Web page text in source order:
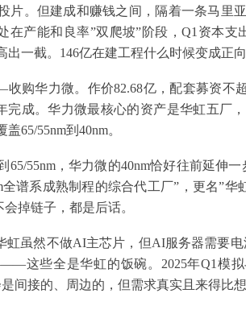
片。但建成和赚钱之间，隔着一条马
产能和良率”双爬坡”阶段，Q1资本支
出一截。146亿在建工程什么时候变成正
购华力微。作价82.68亿，配套募资不
完成。华力微最核心的资产是华虹五厂
65/55nm到40nm。
65/55nm，华力微的40nm恰好往前延伸
全谱系成熟制程的综合代工厂”，更名”
掉链子，都是后话。
虹虽然不做AI主芯片，但AI服务器需要
这些全是华虹的饭碗。2025年Q1模
间接的、周边的，但需求真实且来得比想